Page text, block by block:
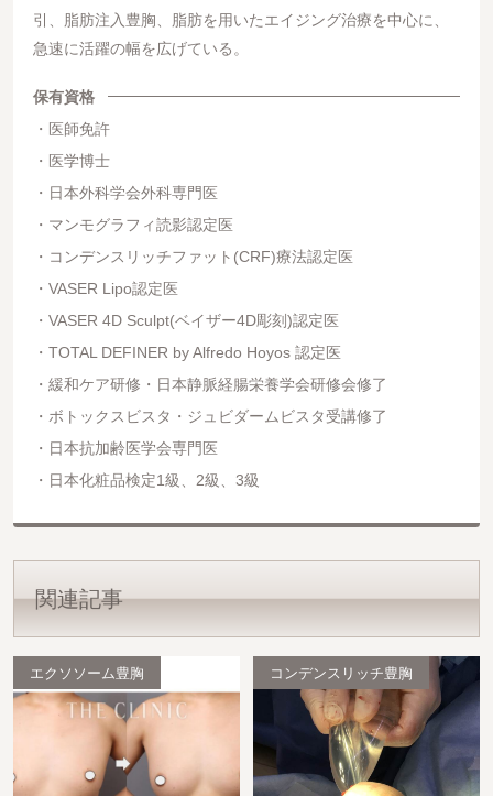
引、脂肪注入豊胸、脂肪を用いたエイジング治療を中心に、
急速に活躍の幅を広げている。
保有資格
医師免許
医学博士
日本外科学会外科専門医
マンモグラフィ読影認定医
コンデンスリッチファット(CRF)療法認定医
VASER Lipo認定医
VASER 4D Sculpt(ベイザー4D彫刻)認定医
TOTAL DEFINER by Alfredo Hoyos 認定医
緩和ケア研修・日本静脈経腸栄養学会研修会修了
ボトックスビスタ・ジュビダームビスタ受講修了
日本抗加齢医学会専門医
日本化粧品検定1級、2級、3級
関連記事
エクソソーム豊胸 コンデンスリッチ豊胸